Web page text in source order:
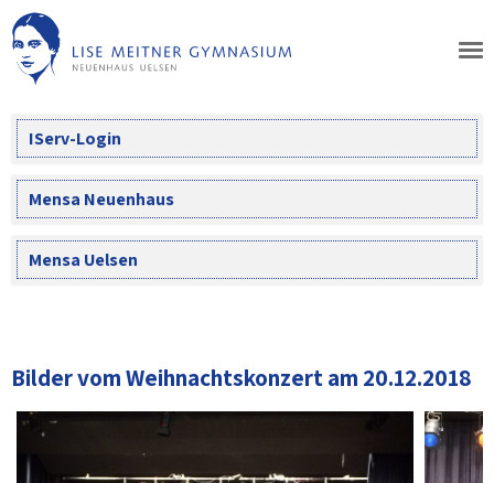
Skip
to
content
IServ-Login
Mensa Neuenhaus
Mensa Uelsen
Bilder vom Weihnachtskonzert am 20.12.2018